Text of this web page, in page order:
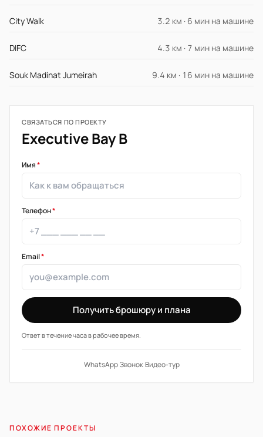
City Walk 3.2 км · 6 мин на машине
DIFC 4.3 км · 7 мин на машине
Souk Madinat Jumeirah 9.4 км · 16 мин на машине
СВЯЗАТЬСЯ ПО ПРОЕКТУ
Executive Bay B
Имя*
Телефон*
Email*
Получить брошюру и плана
Ответ в течение часа в рабочее время.
WhatsApp·Звонок·Видео-тур
ПОХОЖИЕ ПРОЕКТЫ